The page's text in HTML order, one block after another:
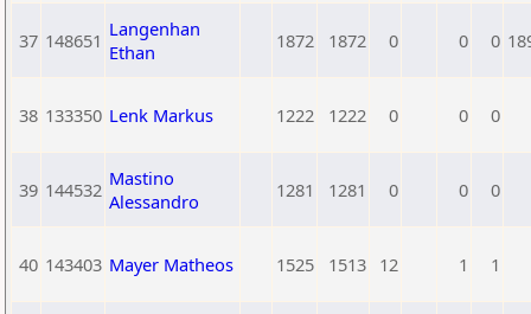
37 148651 Langenhan
Ethan
1872 1872 0 0 0
38 133350 Lenk Markus 1222 1222 0 0 0
39 144532 Mastino
Alessandro
1281 1281 0 0 0
40 143403 Mayer Matheos 1525 1513 12 1 1